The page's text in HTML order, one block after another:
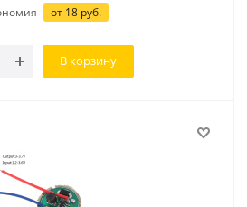
от 18руб.
В корзину